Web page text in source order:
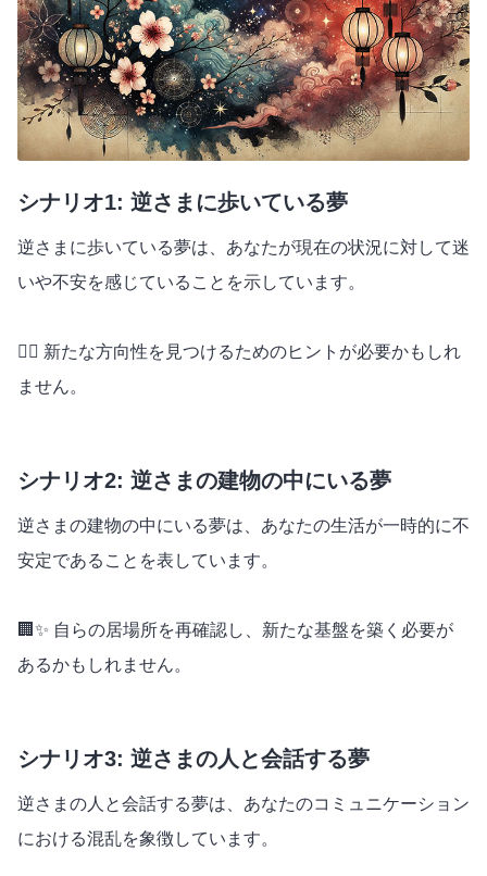
シナリオ1: 逆さまに歩いている夢
逆さまに歩いている夢は、あなたが現在の状況に対して迷
いや不安を感じていることを示しています。
🚶‍♂️ 新たな方向性を見つけるためのヒントが必要かもしれ
ません。
シナリオ2: 逆さまの建物の中にいる夢
逆さまの建物の中にいる夢は、あなたの生活が一時的に不
安定であることを表しています。
🏢✨ 自らの居場所を再確認し、新たな基盤を築く必要が
あるかもしれません。
シナリオ3: 逆さまの人と会話する夢
逆さまの人と会話する夢は、あなたのコミュニケーション
における混乱を象徴しています。